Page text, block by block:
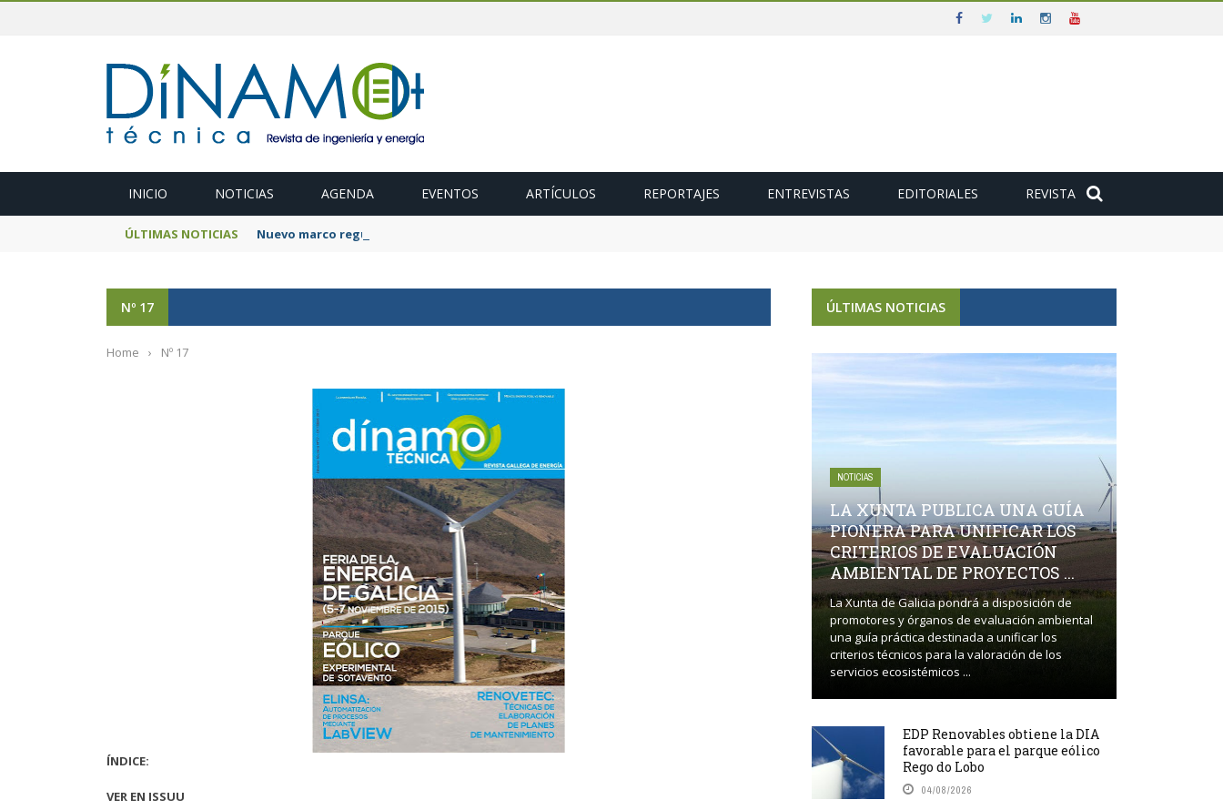
INICIO NOTICIAS AGENDA EVENTOS ARTÍCULOS REPORTAJES ENTREVISTAS EDITORIALES REVISTA
ÚLTIMAS NOTICIAS Nuevo marco regulatorio para acelerar la descarbonización del transporte
Nº 17
Home › Nº 17
ÍNDICE:
VER EN ISSUU
ÚLTIMAS NOTICIAS
NOTICIAS
LA XUNTA PUBLICA UNA GUÍA
PIONERA PARA UNIFICAR LOS
CRITERIOS DE EVALUACIÓN
AMBIENTAL DE PROYECTOS ...
La Xunta de Galicia pondrá a disposición de
promotores y órganos de evaluación ambiental
una guía práctica destinada a unificar los
criterios técnicos para la valoración de los
servicios ecosistémicos ...
EDP Renovables obtiene la DIA
favorable para el parque eólico
Rego do Lobo
04/08/2026